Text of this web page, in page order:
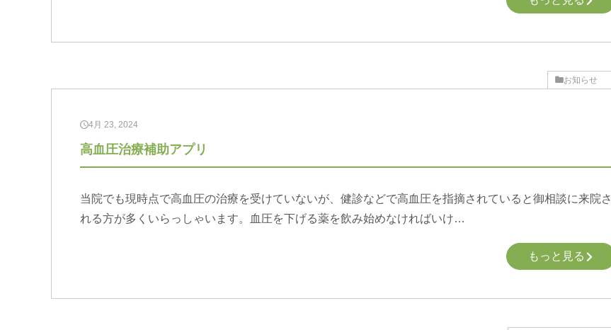
お知らせ
4月 23, 2024
高血圧治療補助アプリ
当院でも現時点で高血圧の治療を受けていないが、健診などで高血圧を指摘されていると御相談に来院さ
れる方が多くいらっしゃいます。血圧を下げる薬を飲み始めなければいけ…
もっと見る